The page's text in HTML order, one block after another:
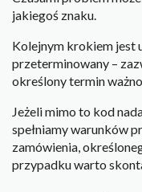
jakiegoś znaku.
Kolejnym krokiem jest
przeterminowany –
określony termin
Jeżeli mimo to kod
spełniamy warunków
zamówienia,
przypadku warto